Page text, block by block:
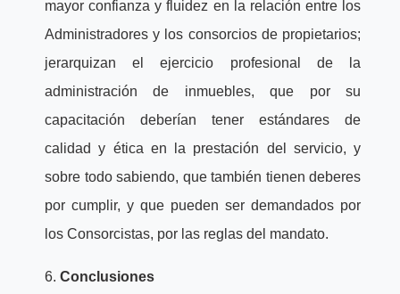
mayor confianza y fluidez en la relación entre los
Administradores y los consorcios de propietarios;
jerarquizan el ejercicio profesional de la
administración de inmuebles, que por su
capacitación deberían tener estándares de
calidad y ética en la prestación del servicio, y
sobre todo sabiendo, que también tienen deberes
por cumplir, y que pueden ser demandados por
los Consorcistas, por las reglas del mandato.
6. Conclusiones